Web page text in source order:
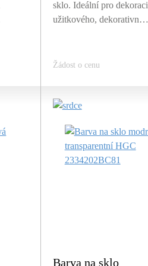
sklo. Ideální pro dekoraci
užitkového, dekorativn…
Žádost o cenu
Barva na sklo